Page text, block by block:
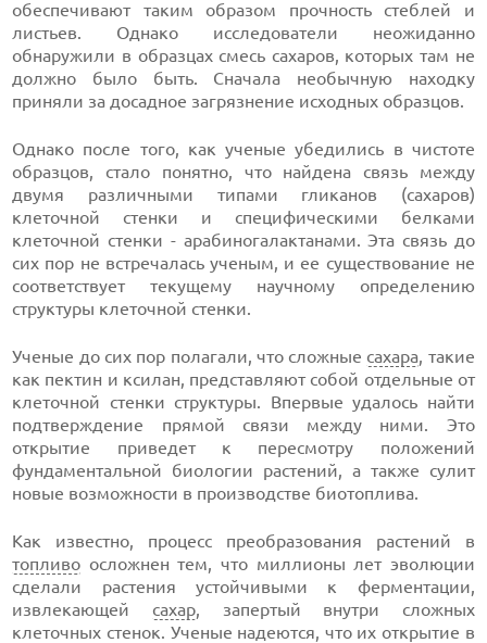
обеспечивают таким образом прочность стеблей и
листьев. Однако исследователи неожиданно
обнаружили в образцах смесь сахаров, которых там не
должно было быть. Сначала необычную находку
приняли за досадное загрязнение исходных образцов.
Однако после того, как ученые убедились в чистоте
образцов, стало понятно, что найдена связь между
двумя различными типами гликанов (сахаров)
клеточной стенки и специфическими белками
клеточной стенки - арабиногалактанами. Эта связь до
сих пор не встречалась ученым, и ее существование не
соответствует текущему научному определению
структуры клеточной стенки.
Ученые до сих пор полагали, что сложные сахара, такие
как пектин и ксилан, представляют собой отдельные от
клеточной стенки структуры. Впервые удалось найти
подтверждение прямой связи между ними. Это
открытие приведет к пересмотру положений
фундаментальной биологии растений, а также сулит
новые возможности в производстве биотоплива.
Как известно, процесс преобразования растений в
топливо осложнен тем, что миллионы лет эволюции
сделали растения устойчивыми к ферментации,
извлекающей сахар, запертый внутри сложных
клеточных стенок. Ученые надеются, что их открытие в